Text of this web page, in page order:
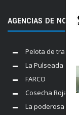
AGENCIAS DE
Pelota de trapo
La Pulseada
FARCO
Cosecha Roja
La poderosa